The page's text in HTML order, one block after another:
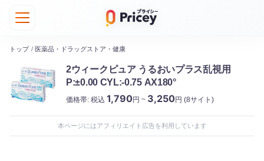
トップ / 医薬品・ドラッグストア・健康
2ウィークピュア うるおいプラス乱視用
P:±0.00 CYL:-0.75 AX180°
価格帯: 税込 1,790円 ~ 3,250円 (8サイト)
本ページにはアフィリエイト広告を利用しています